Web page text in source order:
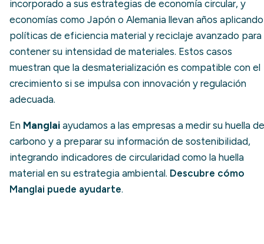
incorporado a sus estrategias de economía circular, y
economías como Japón o Alemania llevan años aplicando
políticas de eficiencia material y reciclaje avanzado para
contener su intensidad de materiales. Estos casos
muestran que la desmaterialización es compatible con el
crecimiento si se impulsa con innovación y regulación
adecuada.
En Manglai ayudamos a las empresas a medir su huella de
carbono y a preparar su información de sostenibilidad,
integrando indicadores de circularidad como la huella
material en su estrategia ambiental. Descubre cómo
Manglai puede ayudarte.